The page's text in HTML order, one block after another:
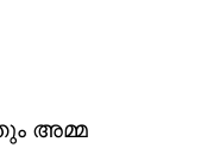
അമ്മ